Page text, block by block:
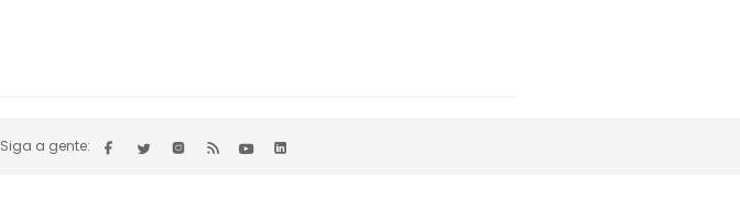
Siga a gente: